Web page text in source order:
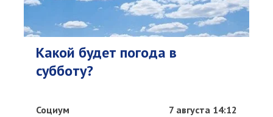
Какой будет погода в
субботу?
Социум 7 августа 14:12